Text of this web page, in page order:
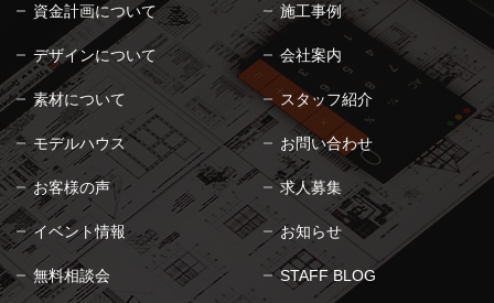
資金計画について
デザインについて
素材について
施工事例
会社案内
スタッフ紹介
モデルハウス
お客様の声
イベント情報
無料相談会
お問い合わせ
求人募集
お知らせ
STAFF BLOG